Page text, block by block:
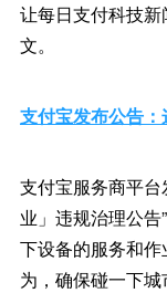
让每日支付科技
文。
支付宝发布公告：
支付宝服务商平
业」违规治理公
下设备的服务和
为，确保碰一下